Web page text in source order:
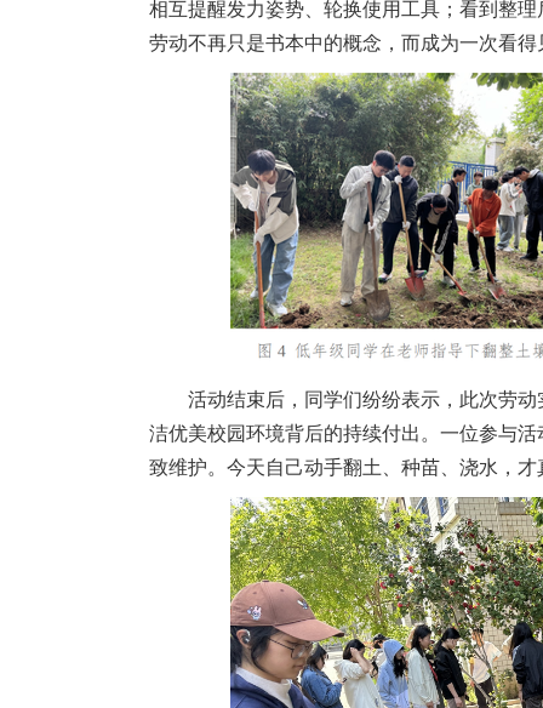
相互提醒发力姿势、轮换使用工具；看到整
劳动不再只是书本中的概念，而成为一次看
活动结束后，同学们纷纷表示，此次劳
洁优美校园环境背后的持续付出。一位参与
致维护。今天自己动手翻土、种苗、浇水，